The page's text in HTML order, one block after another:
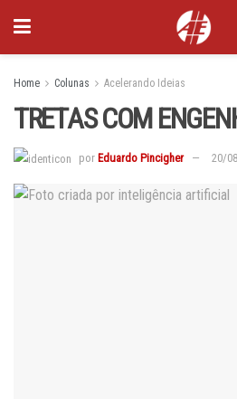
Home Colunas Acelerando Ideias
TRETAS COM
por Eduardo Pincigher 20/